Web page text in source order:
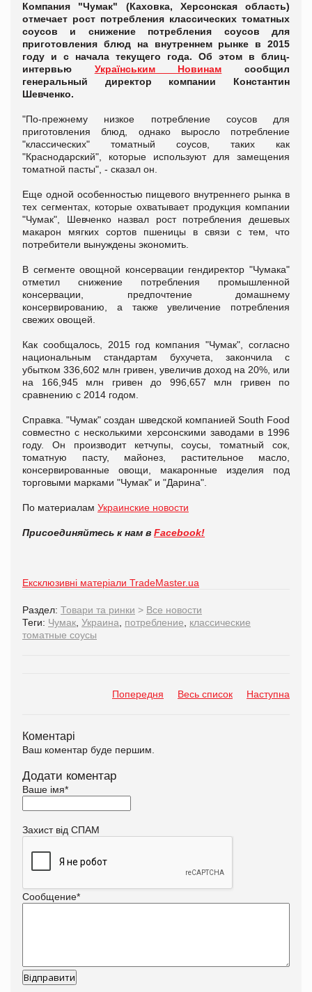
Компания "Чумак" (Каховка, Херсонская область)
отмечает рост потребления классических томатных
соусов и снижение потребления соусов для
приготовления блюд на внутреннем рынке в 2015
году и с начала текущего года. Об этом в блиц-
интервью Українським Новинам сообщил
генеральный директор компании Константин
Шевченко.
"По-прежнему низкое потребление соусов для
приготовления блюд, однако выросло потребление
"классических" томатный соусов, таких как
"Краснодарский", которые используют для замещения
томатной пасты", - сказал он.
Еще одной особенностью пищевого внутреннего рынка в
тех сегментах, которые охватывает продукция компании
"Чумак", Шевченко назвал рост потребления дешевых
макарон мягких сортов пшеницы в связи с тем, что
потребители вынуждены экономить.
В сегменте овощной консервации гендиректор "Чумака"
отметил снижение потребления промышленной
консервации, предпочтение домашнему
консервированию, а также увеличение потребления
свежих овощей.
Как сообщалось, 2015 год компания "Чумак", согласно
национальным стандартам бухучета, закончила с
убытком 336,602 млн гривен, увеличив доход на 20%, или
на 166,945 млн гривен до 996,657 млн гривен по
сравнению с 2014 годом.
Справка. "Чумак" создан шведской компанией South Food
совместно с несколькими херсонскими заводами в 1996
году. Он производит кетчупы, соусы, томатный сок,
томатную пасту, майонез, растительное масло,
консервированные овощи, макаронные изделия под
торговыми марками "Чумак" и "Дарина".
По материалам Украинские новости
Присоединяйтесь к нам в Facebook!
Ексклюзивні матеріали TradeMaster.ua
Раздел: Товари та ринки > Все новости
Теги: Чумак Украина потребление
классические
томатные соусы
Попередня Весь список Наступна
Коментарі
Ваш коментар буде першим.
Додати коментар
Ваше імя*
Захист від СПАМ
Сообщение*